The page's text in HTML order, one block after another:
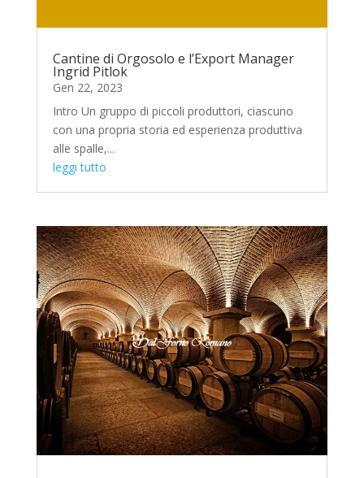
Cantine di Orgosolo e l’Export Manager
Ingrid Pitlok
Gen 22, 2023
Intro Un gruppo di piccoli produttori, ciascuno
con una propria storia ed esperienza produttiva
alle spalle,...
leggi tutto